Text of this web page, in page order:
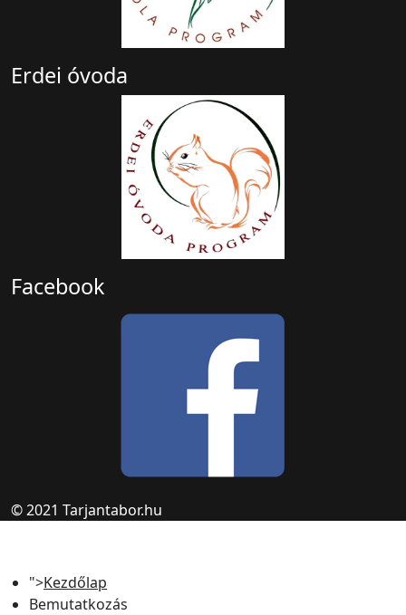
Erdei óvoda
Facebook
© 2021 Tarjantabor.hu
">Kezdőlap
Bemutatkozás